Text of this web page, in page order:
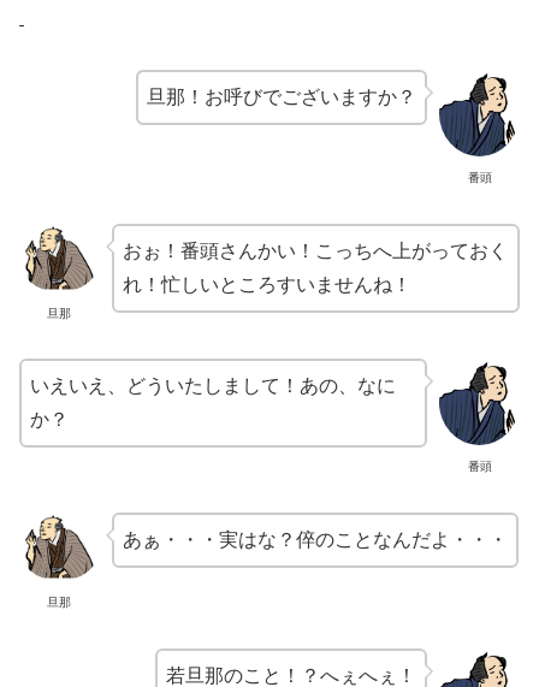
番頭
旦那！お呼びでございますか？
旦那
おぉ！番頭さんかい！こっちへ上がっておく
れ！忙しいところすいませんね！
番頭
いえいえ、どういたしまして！あの、なに
か？
旦那
あぁ・・・実はな？倅のことなんだよ・・・
若旦那のこと！？へぇへぇ！